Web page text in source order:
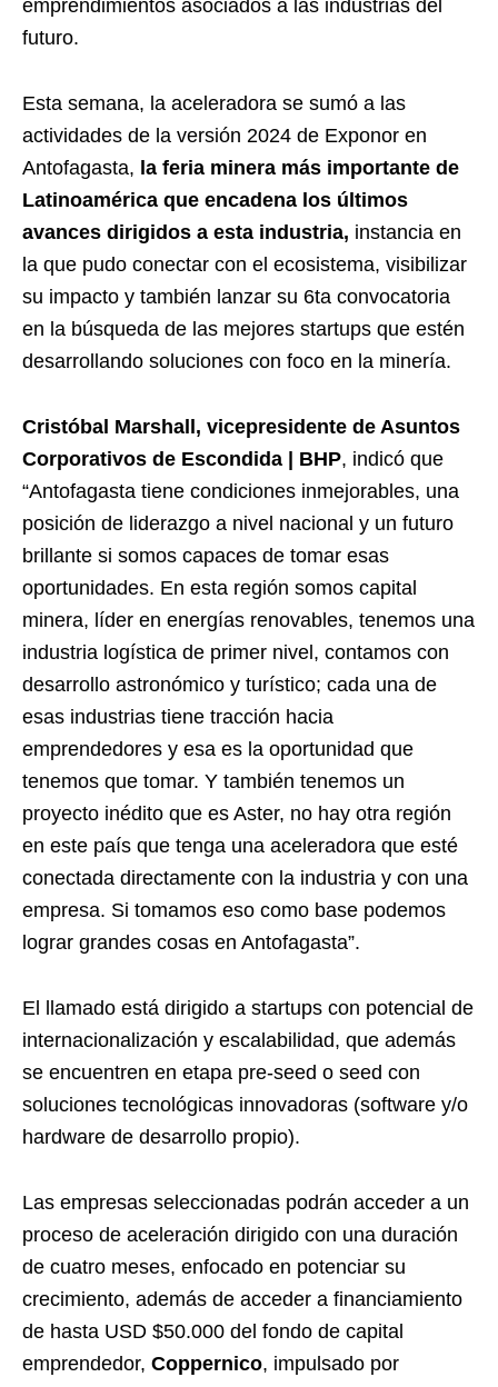
emprendimientos asociados a las industrias del
futuro.
Esta semana, la aceleradora se sumó a las
actividades de la versión 2024 de Exponor en
Antofagasta, la feria minera más importante de
Latinoamérica que encadena los últimos
avances dirigidos a esta industria, instancia en
la que pudo conectar con el ecosistema, visibilizar
su impacto y también lanzar su 6ta convocatoria
en la búsqueda de las mejores startups que estén
desarrollando soluciones con foco en la minería.
Cristóbal Marshall, vicepresidente de Asuntos
Corporativos de Escondida | BHP, indicó que
“Antofagasta tiene condiciones inmejorables, una
posición de liderazgo a nivel nacional y un futuro
brillante si somos capaces de tomar esas
oportunidades. En esta región somos capital
minera, líder en energías renovables, tenemos una
industria logística de primer nivel, contamos con
desarrollo astronómico y turístico; cada una de
esas industrias tiene tracción hacia
emprendedores y esa es la oportunidad que
tenemos que tomar. Y también tenemos un
proyecto inédito que es Aster, no hay otra región
en este país que tenga una aceleradora que esté
conectada directamente con la industria y con una
empresa. Si tomamos eso como base podemos
lograr grandes cosas en Antofagasta”.
El llamado está dirigido a startups con potencial de
internacionalización y escalabilidad, que además
se encuentren en etapa pre-seed o seed con
soluciones tecnológicas innovadoras (software y/o
hardware de desarrollo propio).
Las empresas seleccionadas podrán acceder a un
proceso de aceleración dirigido con una duración
de cuatro meses, enfocado en potenciar su
crecimiento, además de acceder a financiamiento
de hasta USD $50.000 del fondo de capital
emprendedor, Coppernico, impulsado por